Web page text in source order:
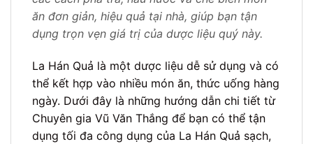
ăn đơn giản, hiệu quả tại nhà, giúp bạn tận
dụng trọn vẹn giá trị của dược liệu quý này.
La Hán Quả là một dược liệu dễ sử dụng và có
thể kết hợp vào nhiều món ăn, thức uống hàng
ngày. Dưới đây là những hướng dẫn chi tiết từ
Chuyên gia Vũ Văn Thắng để bạn có thể tận
dụng tối đa công dụng của La Hán Quả sạch,